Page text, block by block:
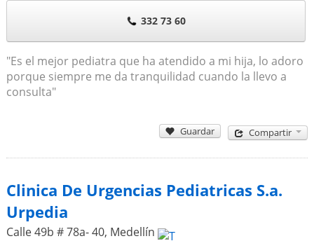
332 73 60
"Es el mejor pediatra que ha atendido a mi hija, lo adoro
porque siempre me da tranquilidad cuando la llevo a
consulta"
Guardar Compartir
Clinica De Urgencias Pediatricas S.a.
Urpedia
Calle 49b # 78a- 40, Medellín